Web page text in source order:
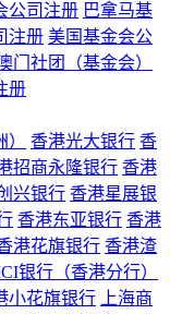
公司注册 巴拿马基
注册 美国基金会公
门社团（基金会）
册
香港光大银行 香
招商永隆银行 香港
兴银行 香港星展银
香港东亚银行 香港
港花旗银行 香港渣
银行（香港分行）
小花旗银行
上海商